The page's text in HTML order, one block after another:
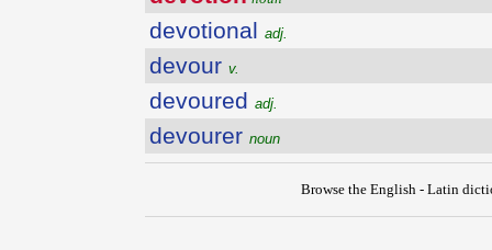
devotional adj.
devour v.
devoured adj.
devourer noun
Browse the English - Latin